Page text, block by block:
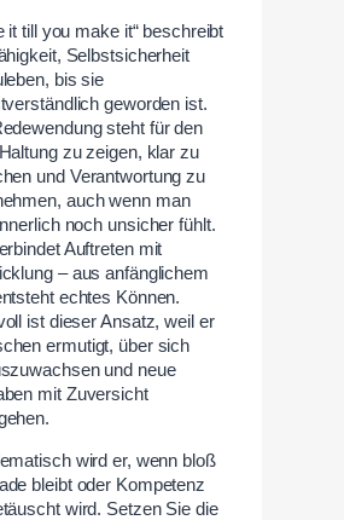
it till you make it“ beschreibt
Selbstsicherheit
bis sie
geworden ist.
steht für den
zu zeigen, klar zu
und Verantwortung zu
auch wenn man
noch unsicher fühlt.
Auftreten mit
– aus anfänglichem
echtes Können.
ist dieser Ansatz, weil er
ermutigt, über sich
und neue
mit Zuversicht
wird er, wenn bloß
bleibt oder Kompetenz
wird. Setzen Sie die